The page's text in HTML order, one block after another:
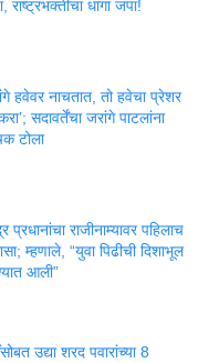
राष्ट्रभक्तीचा धागा जपा!
हवेवर नाचतात, तो हवेचा प्रेशर
सदावर्तेंचा जरांगे पाटलांना
टोला
प्रधानांचा राजीनाम्यावर पहिलाच
म्हणाले, “युवा पिढीची दिशाभूल
आली”
उद्या शरद पवारांच्या 8